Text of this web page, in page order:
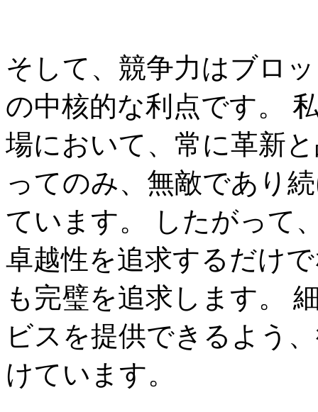
そして、競争力はブロ
の中核的な利点です。
場において、常に革新
ってのみ、無敵であり
ています。 したがって
卓越性を追求するだけ
も完璧を追求します。
ビスを提供できるよう
けています。